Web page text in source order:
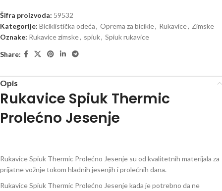
Šifra proizvoda: 59532
Kategorije: Biciklistička odeća, Oprema za bicikle, Rukavice, Zimske
Oznake: Rukavice zimske, spiuk, Spiuk rukavice
Share:
Opis
Rukavice Spiuk Thermic
Prolećno Jesenje
Rukavice Spiuk Thermic Prolećno Jesenje su od kvalitetnih materijala za
prijatne vožnje tokom hladnih jesenjih i prolećnih dana.
Rukavice Spiuk Thermic Prolećno Jesenje kada je potrebno da ne